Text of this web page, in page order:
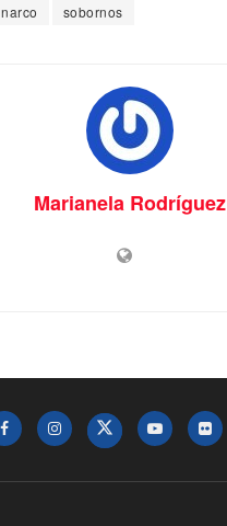
narco sobornos
Marianela Rodríguez